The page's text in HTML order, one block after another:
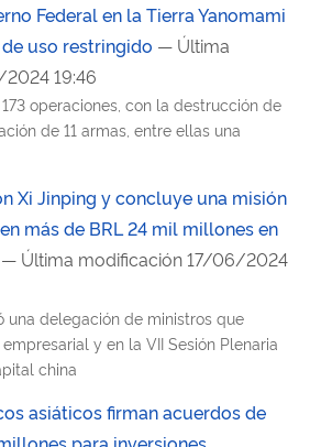
Federal en la Tierra Yanomami
uso restringido — Última
19:46
operaciones, con la destrucción de
de 11 armas, entre ellas una
Xi Jinping y concluye una misión
más de BRL 24 mil millones en
— Última modificación 17/06/2024
una delegación de ministros que
y en la VII Sesión Plenaria
china
asiáticos firman acuerdos de